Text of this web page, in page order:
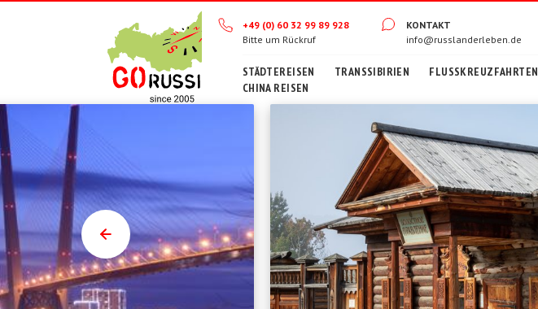
+49 (0) 60 32 99 89 928
Bitte um Rückruf
KONTAKT
info@russlanderleben.de
STÄDTEREISEN TRANSSIBIRIEN FLUSSKREUZFAHRTEN
CHINA REISEN